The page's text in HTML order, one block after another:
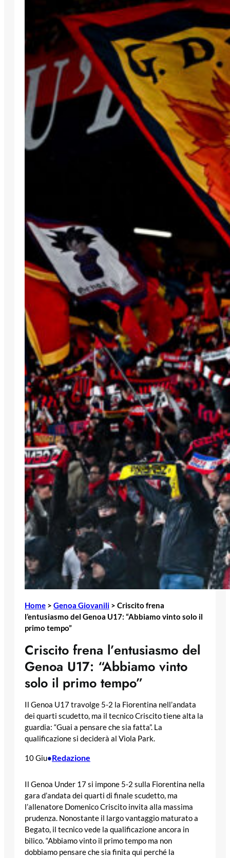
Home > Genoa Giovanili > Criscito frena
l’entusiasmo del Genoa U17: “Abbiamo vinto solo il
primo tempo”
Criscito frena l’entusiasmo del
Genoa U17: “Abbiamo vinto
solo il primo tempo”
Il Genoa U17 travolge 5-2 la Fiorentina nell’andata
dei quarti scudetto, ma il tecnico Criscito tiene alta la
guardia: “Guai a pensare che sia fatta”. La
qualificazione si deciderà al Viola Park.
10 Giu•Redazione
Il Genoa Under 17 si impone 5-2 sulla Fiorentina nella
gara d’andata dei quarti di finale scudetto, ma
l’allenatore Domenico Criscito invita alla massima
prudenza. Nonostante il largo vantaggio maturato a
Begato, il tecnico vede la qualificazione ancora in
bilico. “Abbiamo vinto il primo tempo ma non
dobbiamo pensare che sia finita qui perché la